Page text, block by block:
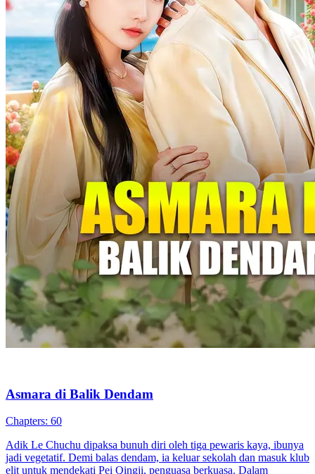
Asmara di Balik Dendam
Chapters: 60
Adik Le Chuchu dipaksa bunuh diri oleh tiga pewaris kaya, ibunya
jadi vegetatif. Demi balas dendam, ia keluar sekolah dan masuk klub
elit untuk mendekati Pei Qingji, penguasa berkuasa. Dalam